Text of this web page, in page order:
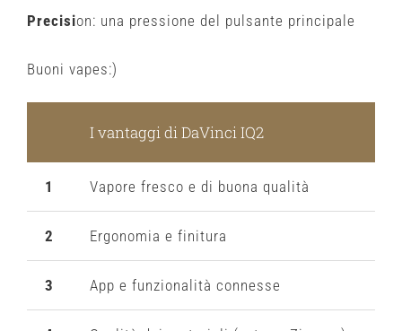
Precision: una pressione del pulsante principale
Buoni vapes:)
I vantaggi di DaVinci IQ2
1 Vapore fresco e di buona qualità
2 Ergonomia e finitura
3 App e funzionalità connesse